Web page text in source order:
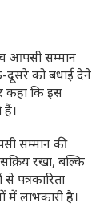
आपसी सम्मान
दूसरे को बधाई देने
कहा कि इस
सम्मान की
रखा, बल्कि
पत्रकारिता
लाभकारी है।